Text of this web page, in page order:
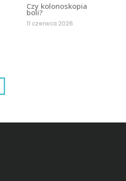
Czy kolonoskopia
boli?
11 czerwca 2026